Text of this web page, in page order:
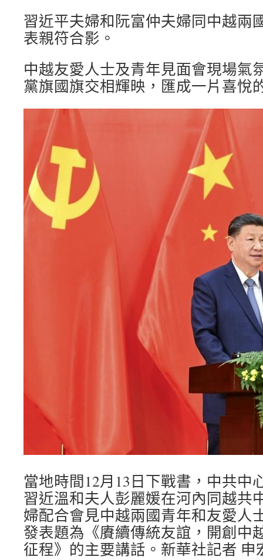
習近平夫婦和阮富仲夫婦同中越兩
表親符合影。
中越友愛人士及青年見面會現場氣
黨旗國旗交相輝映，匯成一片喜悅
當地時間12月13日下戰書，中共中
習近溫和夫人彭麗媛在河內同越共
婦配合會見中越兩國青年和友愛人
發表題為《賡續傳統友誼，開創中
征程》的主要講話。新華社記者 申